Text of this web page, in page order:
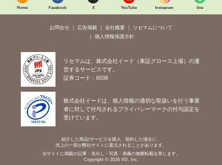
Home Facebook X YouTube Instagram line
お問合せ 広告掲載 会社概要
リセマムについて
個人情報保護方針
リセマムは、株式会社イード（東証グロース上場）の運
営するサービスです。
証券コード：6038
株式会社イードは、個人情報の適切な取扱いを行う事業
者に対して付与されるプライバシーマークの付与認定を
受けています。
紹介した商品/サービスを購入、契約した場合に、
売上の一部が弊社サイトに還元されることがあります。
当サイトに掲載の記事・見出し・写真・画像の無断転載を禁じます。
Copyright © 2026 IID, Inc.